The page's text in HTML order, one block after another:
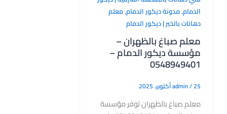
الدمام,مدونة ديكور الدمام,معلم
دهانات بالخبر | ديكور الدمام
معلم صباغ بالظهران –
مؤسسة ديكور الدمام –
0548949401
admin/25 أكتوبر، 2025
معلم صباغ بالظهران توفر مؤسسة